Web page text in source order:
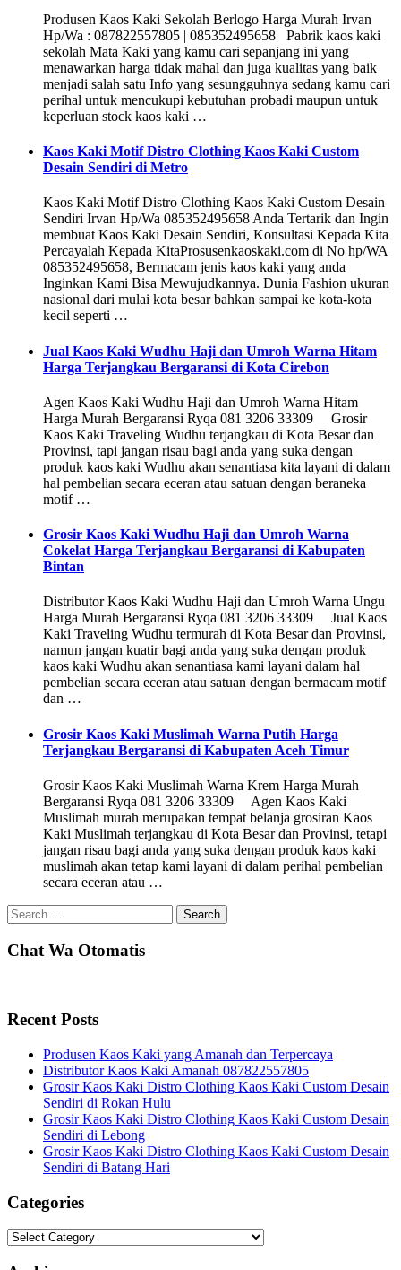
Produsen Kaos Kaki Sekolah Berlogo Harga Murah Irvan
Hp/Wa : 087822557805 | 085352495658 Pabrik kaos kaki
sekolah Mata Kaki yang kamu cari sepanjang ini yang
menawarkan harga tidak mahal dan juga kualitas yang baik
menjadi salah satu Info yang sesungguhnya sedang kamu cari
perihal untuk mencukupi kebutuhan probadi maupun untuk
keperluan stock kaos kaki …
Kaos Kaki Motif Distro Clothing Kaos Kaki Custom
Desain Sendiri di Metro
Kaos Kaki Motif Distro Clothing Kaos Kaki Custom Desain
Sendiri Irvan Hp/Wa 085352495658 Anda Tertarik dan Ingin
membuat Kaos Kaki Desain Sendiri, Konsultasi Kepada Kita
Percayalah Kepada KitaProsusenkaoskaki.com di No hp/WA
085352495658, Bermacam jenis kaos kaki yang anda
Inginkan Kami Bisa Mewujudkannya. Dunia Fashion ukuran
nasional dari mulai kota besar bahkan sampai ke kota-kota
kecil seperti …
Jual Kaos Kaki Wudhu Haji dan Umroh Warna Hitam
Harga Terjangkau Bergaransi di Kota Cirebon
Agen Kaos Kaki Wudhu Haji dan Umroh Warna Hitam
Harga Murah Bergaransi Ryqa 081 3206 33309 Grosir
Kaos Kaki Traveling Wudhu terjangkau di Kota Besar dan
Provinsi, tapi jangan risau bagi anda yang suka dengan
produk kaos kaki Wudhu akan senantiasa kita layani di dalam
hal pembelian secara eceran atau satuan dengan beraneka
motif …
Grosir Kaos Kaki Wudhu Haji dan Umroh Warna
Cokelat Harga Terjangkau Bergaransi di Kabupaten
Bintan
Distributor Kaos Kaki Wudhu Haji dan Umroh Warna Ungu
Harga Murah Bergaransi Ryqa 081 3206 33309 Jual Kaos
Kaki Traveling Wudhu termurah di Kota Besar dan Provinsi,
namun jangan kuatir bagi anda yang suka dengan produk
kaos kaki Wudhu akan senantiasa kami layani dalam hal
pembelian secara eceran atau satuan dengan bermacam motif
dan …
Grosir Kaos Kaki Muslimah Warna Putih Harga
Terjangkau Bergaransi di Kabupaten Aceh Timur
Grosir Kaos Kaki Muslimah Warna Krem Harga Murah
Bergaransi Ryqa 081 3206 33309 Agen Kaos Kaki
Muslimah murah merupakan tempat belanja grosiran Kaos
Kaki Muslimah terjangkau di Kota Besar dan Provinsi, tetapi
jangan risau bagi anda yang suka dengan produk kaos kaki
muslimah akan tetap kami layani di dalam perihal pembelian
secara eceran atau …
Search
for:
Chat Wa Otomatis
Recent Posts
Produsen Kaos Kaki yang Amanah dan Terpercaya
Distributor Kaos Kaki Amanah 087822557805
Grosir Kaos Kaki Distro Clothing Kaos Kaki Custom Desain
Sendiri di Rokan Hulu
Grosir Kaos Kaki Distro Clothing Kaos Kaki Custom Desain
Sendiri di Lebong
Grosir Kaos Kaki Distro Clothing Kaos Kaki Custom Desain
Sendiri di Batang Hari
Categories
Categories